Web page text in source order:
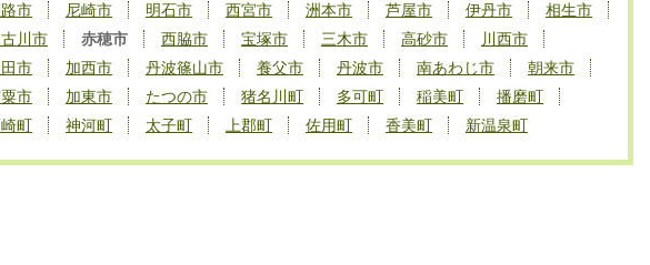
市 尼崎市 明石市 西宮市 洲本市 芦屋市 伊丹市
相生市
川市 赤穂市 西脇市 宝塚市 三木市 高砂市
川西市
市 加西市 丹波篠山市 養父市 丹波市 南あわじ市
朝来市
市 加東市 たつの市 猪名川町 多可町 稲美町
播磨町
町 神河町 太子町 上郡町 佐用町 香美町 新温泉町